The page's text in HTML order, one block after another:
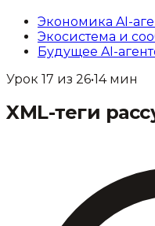
Экономика AI-
Экосистема и
Будущее AI-
Урок 17 из 26•14мин
XML-теги